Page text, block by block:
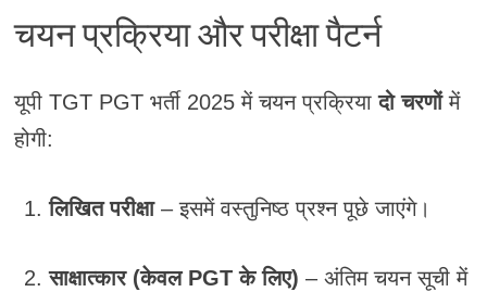
चयन प्रक्रिया और परीक्षा पैटर्न
यूपी TGT PGT भर्ती 2025 में चयन प्रक्रियादो चरणोंमें
होगी:
लिखित परीक्षा– इसमें वस्तुनिष्ठ प्रश्न पूछे जाएंगे।
साक्षात्कार (केवल PGT के लिए) – अंतिम चयन सूची में